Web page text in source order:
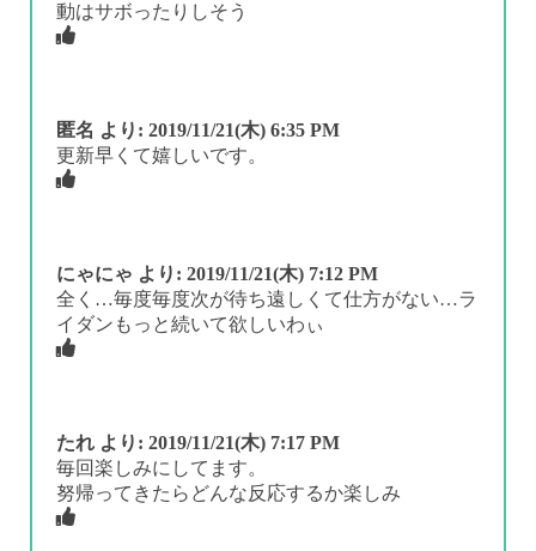
動はサボったりしそう
匿名 より: 2019/11/21(木) 6:35 PM
更新早くて嬉しいです。
にゃにゃ より: 2019/11/21(木) 7:12 PM
全く…毎度毎度次が待ち遠しくて仕方がない…ラ
イダンもっと続いて欲しいわぃ
たれ より: 2019/11/21(木) 7:17 PM
毎回楽しみにしてます。
努帰ってきたらどんな反応するか楽しみ